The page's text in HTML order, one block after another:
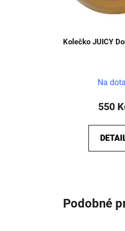
Kolečko JUICY
Na
550
Podobné